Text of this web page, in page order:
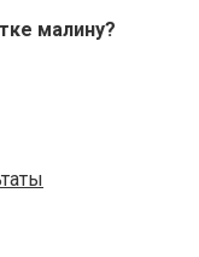
малину?